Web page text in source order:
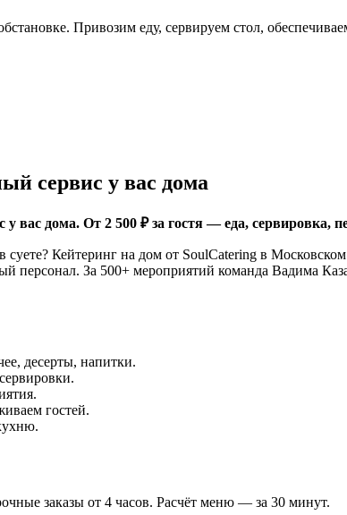
Привозим еду, сервируем стол,
сервис у вас дома
вас дома. От 2 500 ₽ за гостя — еда, сервировка,
суете? Кейтеринг на дом от SoulCatering в
персонал. За 500+ мероприятий команда Вадима
десерты, напитки.
гостей.
заказы от 4 часов. Расчёт меню — за 30 минут.